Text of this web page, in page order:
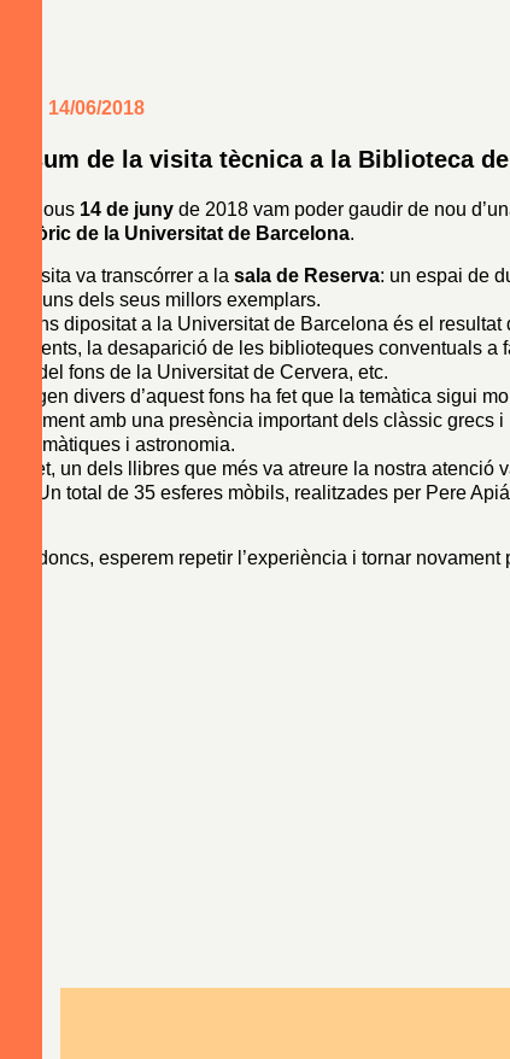
14/06/2018
Resum de la visita tècnica a la Biblioteca
El dijous 14 de juny de 2018 vam poder gaudir de nou
Històric de la Universitat de Barcelona.
La visita va transcórrer a la sala de Reserva: un espai de
d’alguns dels seus millors exemplars.
El fons dipositat a la Universitat de Barcelona és el
convents, la desaparició de les biblioteques conventuals
part del fons de la Universitat de Cervera, etc.
L’origen divers d’aquest fons ha fet que la temàtica sigui
juntament amb una presència important dels clàssic
matemàtiques i astronomia.
De fet, un dels llibres que més va atreure la nostra atenció
mà. Un total de 35 esferes mòbils, realitzades per Pere
Així doncs, esperem repetir l’experiència i tornar